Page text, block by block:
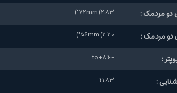
دو مردمک : 72mm (2.83")
دو مردمک : 56mm (2.20")
:
-4 to +8
:
41.83